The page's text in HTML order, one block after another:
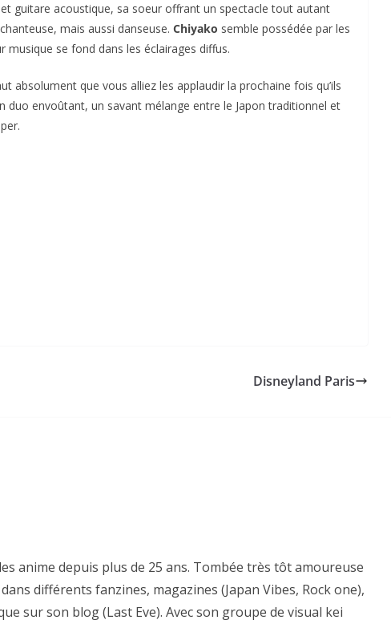
guitare acoustique, sa soeur offrant un spectacle tout autant
mais aussi danseuse. Chiyako semble possédée par les
musique se fond dans les éclairages diffus.
absolument que vous alliez les applaudir la prochaine fois qu’ils
duo envoûtant, un savant mélange entre le Japon traditionnel et
Disneyland Paris
anime depuis plus de 25 ans. Tombée très tôt amoureuse
différents fanzines, magazines (Japan Vibes, Rock one),
sur son blog (Last Eve). Avec son groupe de visual kei